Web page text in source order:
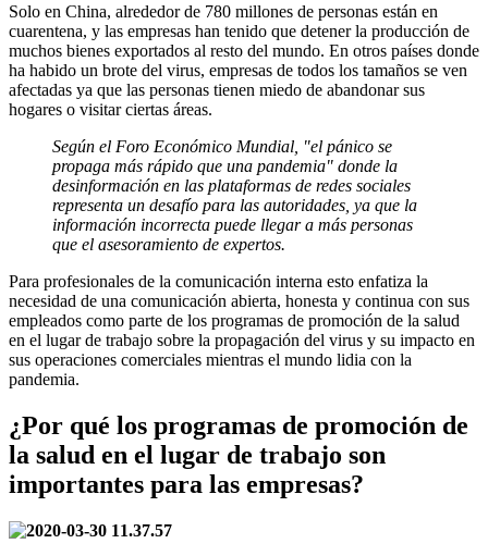
Solo en China, alrededor de 780 millones de personas están en
cuarentena, y las empresas han tenido que detener la producción de
muchos bienes exportados al resto del mundo. En otros países donde
ha habido un brote del virus, empresas de todos los tamaños se ven
afectadas ya que las personas tienen miedo de abandonar sus
hogares o visitar ciertas áreas.
Según el Foro Económico Mundial, "el pánico se
propaga más rápido que una pandemia" donde la
desinformación en las plataformas de redes sociales
representa un desafío para las autoridades, ya que la
información incorrecta puede llegar a más personas
que el asesoramiento de expertos.
Para profesionales de la comunicación interna esto enfatiza la
necesidad de una comunicación abierta, honesta y continua con sus
empleados como parte de los programas de promoción de la salud
en el lugar de trabajo sobre la propagación del virus y su impacto en
sus operaciones comerciales mientras el mundo lidia con la
pandemia.
¿Por qué los programas de promoción de
la salud en el lugar de trabajo son
importantes para las empresas?